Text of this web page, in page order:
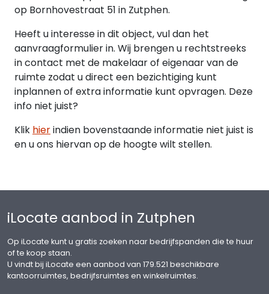
op Bornhovestraat 51 in Zutphen.
Heeft u interesse in dit object, vul dan het
aanvraagformulier in. Wij brengen u rechtstreeks
in contact met de makelaar of eigenaar van de
ruimte zodat u direct een bezichtiging kunt
inplannen of extra informatie kunt opvragen. Deze
info niet juist?
Klik hierindien bovenstaande informatie niet juist is
en u ons hiervan op de hoogte wilt stellen.
iLocate aanbod in Zutphen
Op iLocate kunt u gratis zoeken naar bedrijfspanden die te huur
of te koop staan.
U vindt bij iLocate een aanbod van 179.521 beschikbare
kantoorruimtes, bedrijfsruimtes en winkelruimtes.